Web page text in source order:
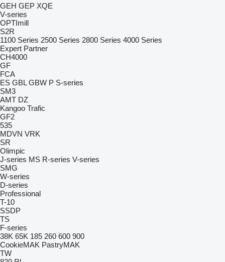
GEH GEP XQE
V-series
OPTImill
S2R
1100 Series 2500 Series 2800 Series 4000 Series
Expert Partner
CH4000
GF
FCA
ES GBL GBW P S-series
SM3
AMT DZ
Kangoo Trafic
GF2
535
MDVN VRK
SR
Olimpic
J-series MS R-series V-series
SMG
W-series
D-series
Professional
T-10
SSDP
TS
F-series
38K 65K 185 260 600 900
CookieMAK PastryMAK
TW